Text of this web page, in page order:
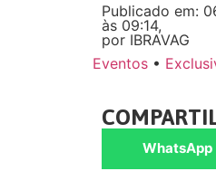
Publicado em:
às 09:14,
por IBRAVAG
Eventos •
WhatsApp